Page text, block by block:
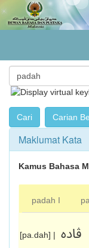
Maklumat Kata
Kamus Bahasa
padah I
[pa.dah] | ڤاده